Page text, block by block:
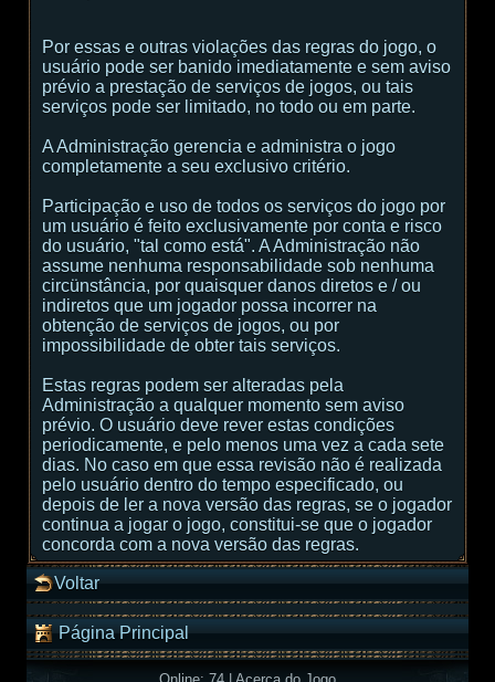
Por essas e outras violações das regras do jogo, o
usuário pode ser banido imediatamente e sem aviso
prévio a prestação de serviços de jogos, ou tais
serviços pode ser limitado, no todo ou em parte.
A Administração gerencia e administra o jogo
completamente a seu exclusivo critério.
Participação e uso de todos os serviços do jogo por
um usuário é feito exclusivamente por conta e risco
do usuário, "tal como está". A Administração não
assume nenhuma responsabilidade sob nenhuma
circünstância, por quaisquer danos diretos e / ou
indiretos que um jogador possa incorrer na
obtenção de serviços de jogos, ou por
impossibilidade de obter tais serviços.
Estas regras podem ser alteradas pela
Administração a qualquer momento sem aviso
prévio. O usuário deve rever estas condições
periodicamente, e pelo menos uma vez a cada sete
dias. No caso em que essa revisão não é realizada
pelo usuário dentro do tempo especificado, ou
depois de ler a nova versão das regras, se o jogador
continua a jogar o jogo, constitui-se que o jogador
concorda com a nova versão das regras.
Voltar
Página Principal